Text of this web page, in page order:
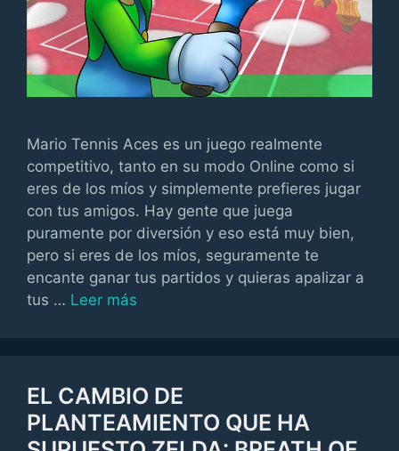
Mario Tennis Aces es un juego realmente
competitivo, tanto en su modo Online como si
eres de los míos y simplemente prefieres jugar
con tus amigos. Hay gente que juega
puramente por diversión y eso está muy bien,
pero si eres de los míos, seguramente te
encante ganar tus partidos y quieras apalizar a
tus … Leer más
EL CAMBIO DE
PLANTEAMIENTO QUE HA